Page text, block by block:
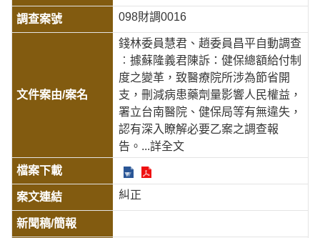
098財調0016
錢林委員慧君、趙委員昌平自動調查
︰據蘇隆義君陳訴：健保總額給付制
度之變革，致醫療院所涉為節省開
支，刪減病患藥劑量影響人民權益，
署立台南醫院、健保局等有無違失，
認有深入瞭解必要乙案之調查報
告。 ...詳全文
糾正